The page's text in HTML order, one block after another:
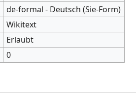
de-formal - Deutsch (Sie-Form)
Wikitext
Erlaubt
0